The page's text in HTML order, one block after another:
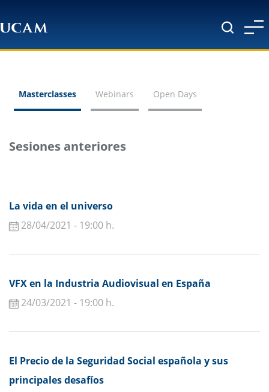
Masterclasses Webinars Open Days
Sesiones anteriores
La vida en el universo
28/04/2021 - 19:00 h.
VFX en la Industria Audiovisual en España
24/03/2021 - 19:00 h.
El Precio de la Seguridad Social española y sus
principales desafíos